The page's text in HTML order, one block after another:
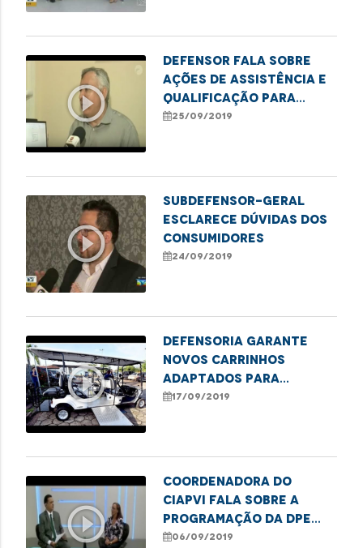
play_circle_outline
Defensor fala sobre
ações de assistência e
qualificação para
venezuelanos
25/09/2019
play_circle_outline
Subdefensor-geral
esclarece dúvidas dos
consumidores
24/09/2019
play_circle_outline
Defensoria garante
novos carrinhos
adaptados para
locomoção de pessoas
17/09/2019
play_circle_outline
Coordenadora do
CIAPVI fala sobre a
programação da DPE
para comemorar o
06/09/2019